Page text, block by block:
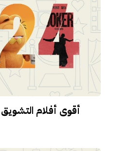
أقوى أفلام التشويق